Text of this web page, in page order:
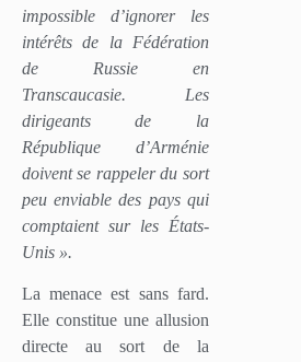
impossible d’ignorer les
intérêts de la Fédération
de Russie en
Transcaucasie. Les
dirigeants de la
République d’Arménie
doivent se rappeler du sort
peu enviable des pays qui
comptaient sur les États-
Unis ».
La menace est sans fard.
Elle constitue une allusion
directe au sort de la